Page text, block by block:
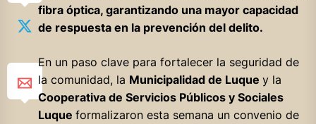
fibra óptica, garantizando una mayor capacidad
de respuesta en la prevención del delito.
En un paso clave para fortalecer la seguridad de
la comunidad, la Municipalidad de Luque y la
Cooperativa de Servicios Públicos y Sociales
Luque formalizaron esta semana un convenio de